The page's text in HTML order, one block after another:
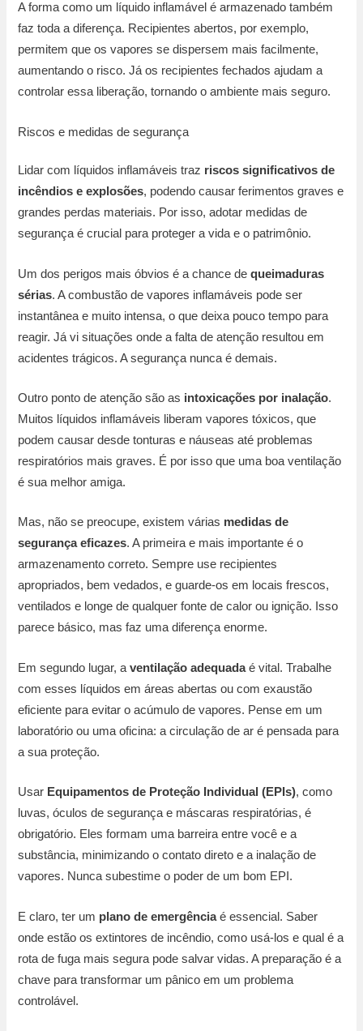
A forma como um líquido inflamável é armazenado também
faz toda a diferença. Recipientes abertos, por exemplo,
permitem que os vapores se dispersem mais facilmente,
aumentando o risco. Já os recipientes fechados ajudam a
controlar essa liberação, tornando o ambiente mais seguro.
Riscos e medidas de segurança
Lidar com líquidos inflamáveis traz riscos significativos de
incêndios e explosões, podendo causar ferimentos graves e
grandes perdas materiais. Por isso, adotar medidas de
segurança é crucial para proteger a vida e o patrimônio.
Um dos perigos mais óbvios é a chance dequeimaduras
sérias. A combustão de vapores inflamáveis pode ser
instantânea e muito intensa, o que deixa pouco tempo para
reagir. Já vi situações onde a falta de atenção resultou em
acidentes trágicos. A segurança nunca é demais.
Outro ponto de atenção são as intoxicações por inalação.
Muitos líquidos inflamáveis liberam vapores tóxicos, que
podem causar desde tonturas e náuseas até problemas
respiratórios mais graves. É por isso que uma boa ventilação
é sua melhor amiga.
Mas, não se preocupe, existem várias medidas de
segurança eficazes. A primeira e mais importante é o
armazenamento correto. Sempre use recipientes
apropriados, bem vedados, e guarde-os em locais frescos,
ventilados e longe de qualquer fonte de calor ou ignição. Isso
parece básico, mas faz uma diferença enorme.
Em segundo lugar, aventilação adequadaé vital. Trabalhe
com esses líquidos em áreas abertas ou com exaustão
eficiente para evitar o acúmulo de vapores. Pense em um
laboratório ou uma oficina: a circulação de ar é pensada para
a sua proteção.
Usar Equipamentos de Proteção Individual (EPIs), como
luvas, óculos de segurança e máscaras respiratórias, é
obrigatório. Eles formam uma barreira entre você e a
substância, minimizando o contato direto e a inalação de
vapores. Nunca subestime o poder de um bom EPI.
E claro, ter um plano de emergênciaé essencial. Saber
onde estão os extintores de incêndio, como usá-los e qual é a
rota de fuga mais segura pode salvar vidas. A preparação é a
chave para transformar um pânico em um problema
controlável.